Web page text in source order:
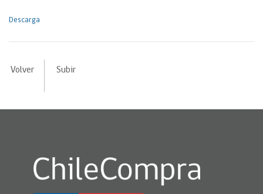
Descarga
Volver Subir